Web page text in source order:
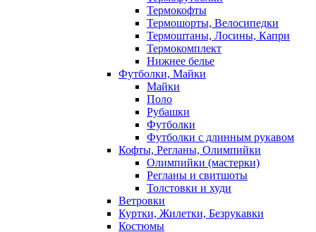
Термокофты
Термошорты, Велосипедки
Термоштаны, Лосины, Капри
Термокомплект
Нижнее белье
Футболки, Майки
Майки
Поло
Рубашки
Футболки
Футболки с длинным рукавом
Кофты, Регланы, Олимпийки
Олимпийки (мастерки)
Регланы и свитшоты
Толстовки и худи
Ветровки
Куртки, Жилетки, Безрукавки
Костюмы